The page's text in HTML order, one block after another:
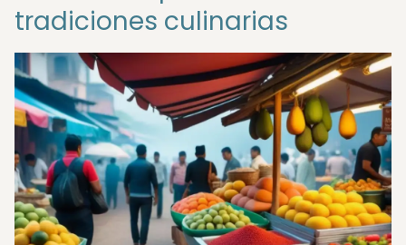
tradiciones culinarias